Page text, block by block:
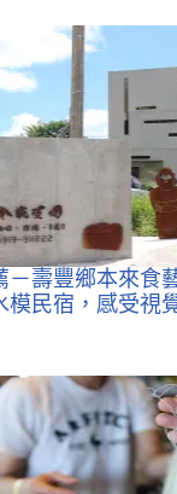
－壽豐鄉本來食
模民宿，感受視